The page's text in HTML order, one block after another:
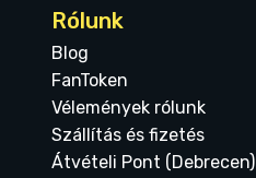
Rólunk
Blog
FanToken
Vélemények rólunk
Szállítás és fizetés
Átvételi Pont (Debrecen)